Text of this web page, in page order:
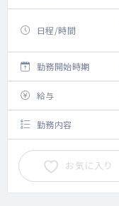
日程/時間
勤務開始時期
給与
勤務内容
お気に入り